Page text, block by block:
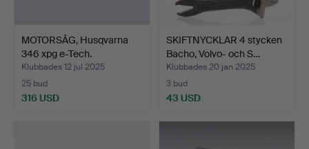
MOTORSÅG, Husqvarna
346 xpg e-Tech.
Klubbades 12 jul 2025
25 bud
316 USD
SKIFTNYCKLAR 4 stycken
Bacho, Volvo- och S…
Klubbades 20 jan 2025
3 bud
43 USD